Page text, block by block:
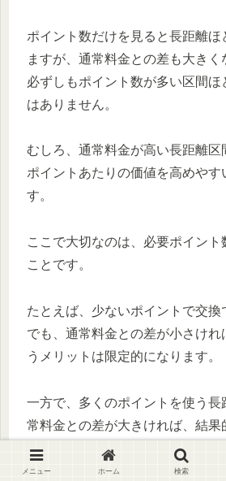
ポイント数だけを見ると長距離ほ
ますが、通常料金との差も大きく
必ずしもポイント数が多い区間ほ
はありません。
むしろ、通常料金が高い長距離区
ポイントあたりの価値を高めやす
す。
ここで大切なのは、必要ポイント
ことです。
たとえば、少ないポイントで交換
でも、通常料金との差が小さけれ
うメリットは限定的になります。
一方で、多くのポイントを使う長
常料金との差が大きければ、結果
なりやすいです。
メニュー ホーム 検索